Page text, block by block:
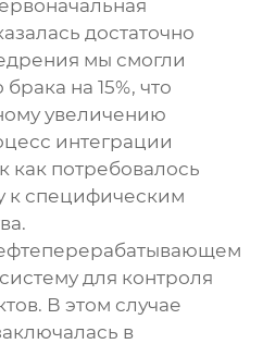
достаточно
мы смогли
на 15%, что
увеличению
интеграции
как потребовалось
к специфическим
для контроля
В этом случае
в